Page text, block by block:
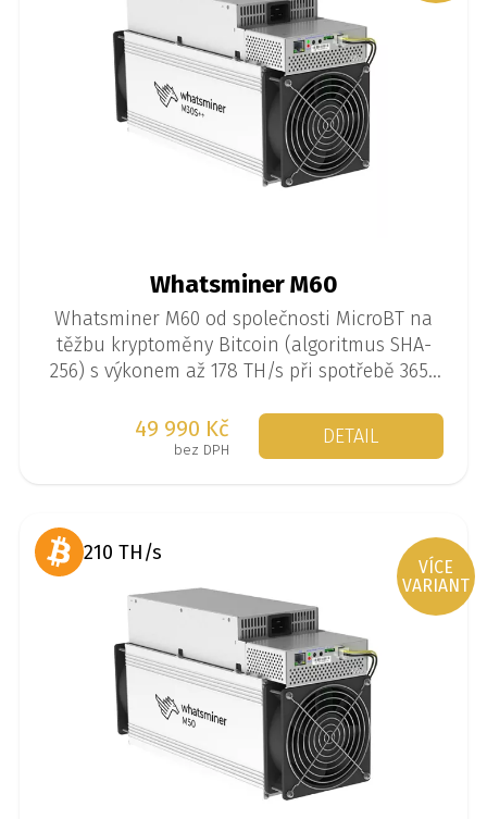
Whatsminer M60
Whatsminer M60 od společnosti MicroBT na
těžbu kryptoměny Bitcoin (algoritmus SHA-
256) s výkonem až 178 TH/s při spotřebě 3650
49 990 Kč
bez DPH
DETAIL
VÍCE
VARIANT
210 TH/s